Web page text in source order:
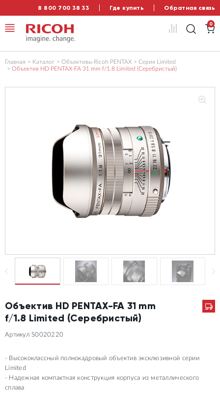
8 800 700 38 33 Где купить Обратная связь
0
Главная Каталог Объективы Ricoh PENTAX
Серия Limited
Объектив HD PENTAX-FA 31 mm f/1.8 Limited (Серебристый)
Объектив HD PENTAX-FA 31 mm
f/1.8 Limited (Серебристый)
Артикул S0020220
Высококлассный полнокадровый объектив эксклюзивной серии
Limited
Надежная компактная конструкция корпуса из металлического
сплава